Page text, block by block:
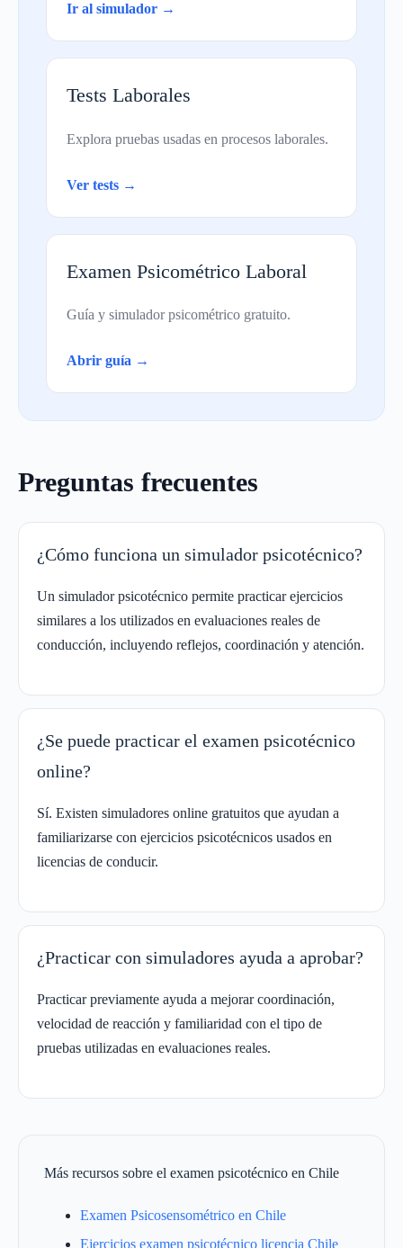
Ir al simulador →
Tests Laborales
Explora pruebas usadas en procesos laborales.
Ver tests →
Examen Psicométrico Laboral
Guía y simulador psicométrico gratuito.
Abrir guía →
Preguntas frecuentes
¿Cómo funciona un simulador psicotécnico?
Un simulador psicotécnico permite practicar ejercicios
similares a los utilizados en evaluaciones reales de
conducción, incluyendo reflejos, coordinación y atención.
¿Se puede practicar el examen psicotécnico
online?
Sí. Existen simuladores online gratuitos que ayudan a
familiarizarse con ejercicios psicotécnicos usados en
licencias de conducir.
¿Practicar con simuladores ayuda a aprobar?
Practicar previamente ayuda a mejorar coordinación,
velocidad de reacción y familiaridad con el tipo de
pruebas utilizadas en evaluaciones reales.
Más recursos sobre el examen psicotécnico en Chile
Examen Psicosensométrico en Chile
Ejercicios examen psicotécnico licencia Chile